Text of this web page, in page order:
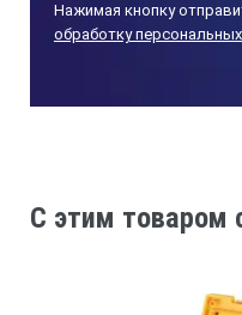
Нажимая кнопку
обработку
C этим товаром